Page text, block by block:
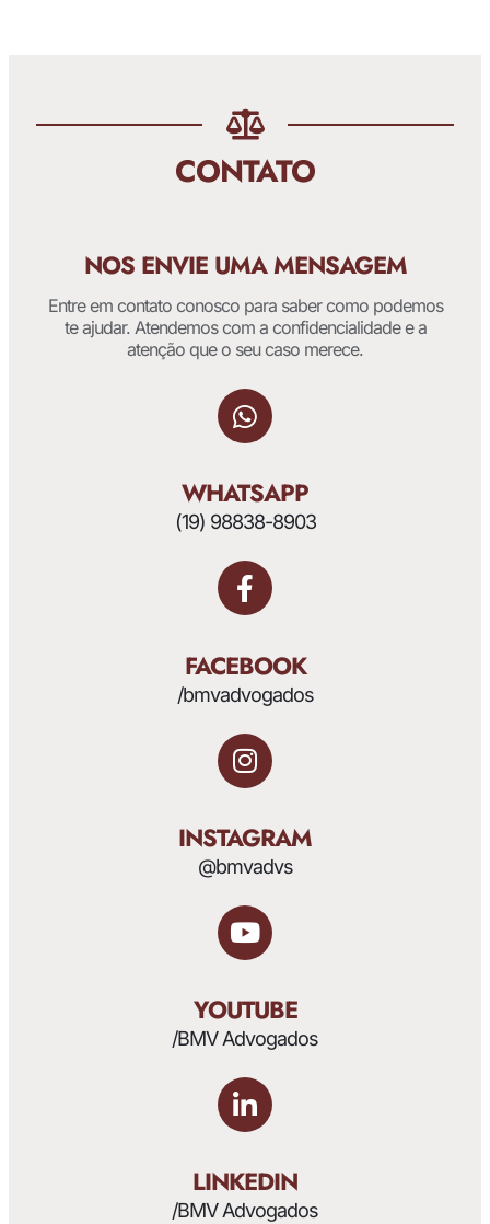
CONTATO
NOS ENVIE UMA MENSAGEM
Entre em contato conosco para saber como podemos
te ajudar. Atendemos com a confidencialidade e a
atenção que o seu caso merece.
WHATSAPP
(19) 98838-8903
FACEBOOK
/bmvadvogados
INSTAGRAM
@bmvadvs
YOUTUBE
/BMV Advogados
LINKEDIN
/BMV Advogados